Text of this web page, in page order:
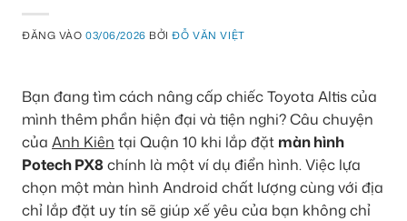
ĐĂNG VÀO03/06/2026 BỞIĐỖ VĂN VIỆT
Bạn đang tìm cách nâng cấp chiếc Toyota Altis của
mình thêm phần hiện đại và tiện nghi? Câu chuyện
của Anh Kiên tại Quận 10 khi lắp đặt màn hình
Potech PX8chính là một ví dụ điển hình. Việc lựa
chọn một màn hình Android chất lượng cùng với địa
chỉ lắp đặt uy tín sẽ giúp xế yêu của bạn không chỉ